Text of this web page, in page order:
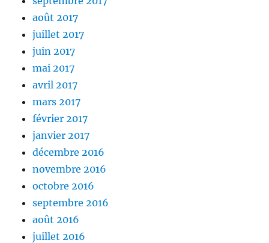
août 2017
juillet 2017
juin 2017
mai 2017
avril 2017
mars 2017
février 2017
janvier 2017
décembre 2016
novembre 2016
octobre 2016
septembre 2016
août 2016
juillet 2016